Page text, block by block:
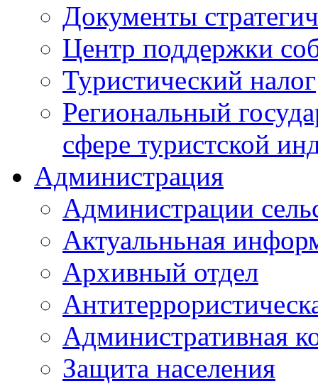
Документы
Центр поддержки
Туристический налог
Региональный
сфере туристской
Администрация
Администрации
Актуальньная
Архивный отдел
Административная
Защита населения